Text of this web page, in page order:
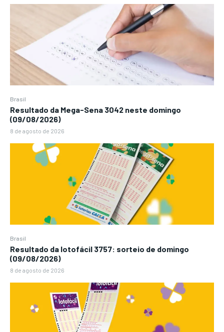
Brasil
Resultado da Mega-Sena 3042 neste domingo
(09/08/2026)
8 de agosto de 2026
Brasil
Resultado da lotofácil 3757: sorteio de domingo
(09/08/2026)
8 de agosto de 2026